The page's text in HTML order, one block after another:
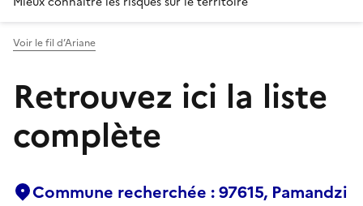
Voir le fil d’Ariane
Retrouvez ici la liste
complète
Commune recherchée : 97615, Pamandzi